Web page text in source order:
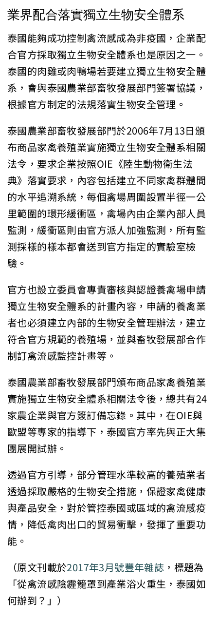
業界配合落實獨立生物安全體系
泰國能夠成功控制禽流感成為非疫國，企業配
合官方採取獨立生物安全體系也是原因之一。
泰國的肉雞或肉鴨場若要建立獨立生物安全體
系，會與泰國農業部畜牧發展部門簽署協議，
根據官方制定的法規落實生物安全管理。
泰國農業部畜牧發展部門於2006年7月13日頒
布商品家禽養殖業實施獨立生物安全體系相關
法令，要求企業按照OIE《陸生動物衛生法
典》落實要求，內容包括建立不同家禽群體間
的水平追溯系統，每個禽場周圍設置半徑一公
里範圍的環形緩衝區，禽場內由企業內部人員
監測，緩衝區則由官方派人加強監測，所有監
測採樣的樣本都會送到官方指定的實驗室檢
驗。
官方也設立委員會專責審核與認證養禽場申請
獨立生物安全體系的計畫內容，申請的養禽業
者也必須建立內部的生物安全管理辦法，建立
符合官方規範的養殖場，並與畜牧發展部合作
制訂禽流感監控計畫等。
泰國農業部畜牧發展部門頒布商品家禽養殖業
實施獨立生物安全體系相關法令後，總共有24
家農企業與官方簽訂備忘錄。其中，在OIE與
歐盟等專家的指導下，泰國官方率先與正大集
團展開試辦。
透過官方引導，部分管理水準較高的養殖業者
透過採取嚴格的生物安全措施，保證家禽健康
與產品安全，對於管控泰國或區域的禽流感疫
情，降低禽肉出口的貿易衝擊，發揮了重要功
能。
（原文刊載於2017年3月號豐年雜誌，標題為
「從禽流感陰霾籠罩到產業浴火重生，泰國如
何辦到？」）